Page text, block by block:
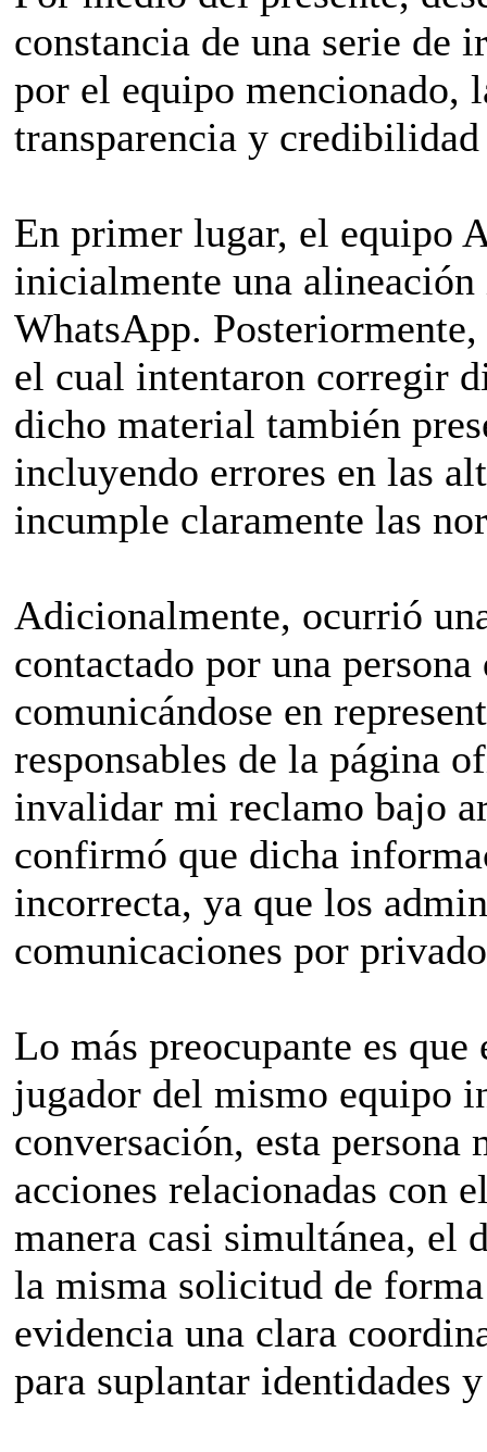
constancia de una serie de
por el equipo mencionado,
transparencia y
En primer lugar, el equipo
inicialmente una
WhatsApp.
el cual intentaron corregir
dicho material también
incluyendo errores en las
incumple claramente las
Adicionalmente, ocurrió
contactado por una
comunicándose en
responsables de la página
invalidar mi reclamo bajo
confirmó que dicha
incorrecta, ya que los
comunicaciones por
Lo más preocupante es
jugador del mismo equipo
conversación, esta
acciones relacionadas con
manera casi simultánea, el
la misma solicitud de
evidencia una clara
para suplantar identidades